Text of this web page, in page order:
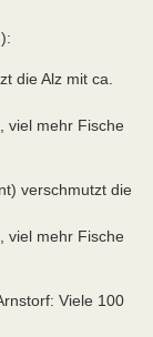
die Alz mit ca.
mehr Fische
verschmutzt die
mehr Fische
Arnstorf: Viele 100